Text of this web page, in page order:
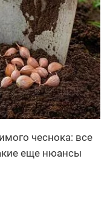
чеснока: все
еще нюансы